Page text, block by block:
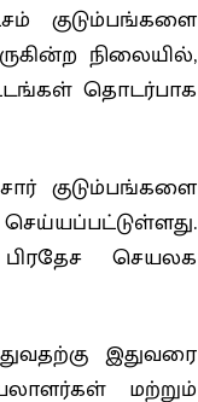
குடும்பங்களை
நிலையில்,
தொடர்பாக
குடும்பங்களை
செய்யப்பட்டுள்ளது.
பிரதேச செயலக
இதுவரை
மற்றும்